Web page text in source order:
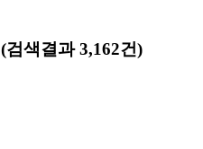
(검색결과 3,162건)